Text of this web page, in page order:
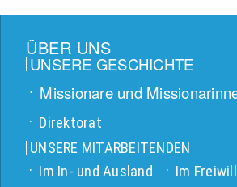
ÜBER UNS
UNSERE GESCHICHTE
Missionare und
Direktorat
UNSERE MITARBEITENDEN
Im In- und Ausland
Im